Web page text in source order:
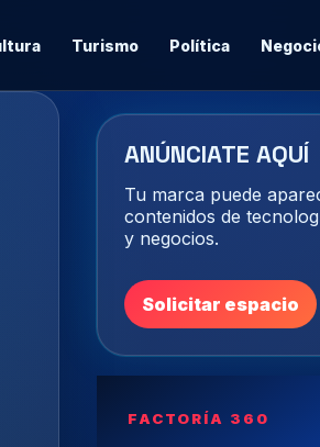
Turismo Política
ANÚNCIATE AQUÍ
Tu marca puede
contenidos de
y negocios.
Solicitar espacio
FACTORÍA 360